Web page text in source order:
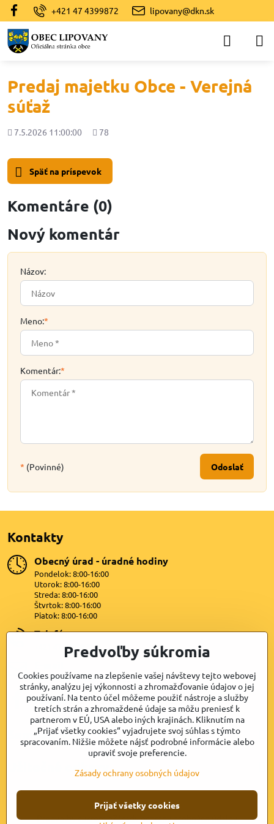
+421 47 4399872 lipovany@dkn.sk
Predaj majetku Obce - Verejná
súťaž
Pridané
7.5.2026 11:00:00
Počet
78
Späť na príspevok
Komentáre (0)
Nový komentár
Názov:
Meno:*
Komentár:*
* (Povinné) Odoslať
Kontakty
Obecný úrad - úradné hodiny
Pondelok: 8:00-16:00
Utorok: 8:00-16:00
Streda: 8:00-16:00
Štvrtok: 8:00-16:00
Piatok: 8:00-16:00
Telefón
+421 47 4399872
lipovany@dkn.sk
Facebook
Samospráva
Užitočné odkazy
©2026Copyright
Predvoľby súkromiaZásady ochrany osobných údajov
Predvoľby súkromia
Cookies používame na zlepšenie vašej návštevy tejto webovej
stránky, analýzu jej výkonnosti a zhromažďovanie údajov o jej
používaní. Na tento účel môžeme použiť nástroje a služby
tretích strán a zhromaždené údaje sa môžu preniesť k
partnerom v EÚ, USA alebo iných krajinách. Kliknutím na
„Prijať všetky cookies“ vyjadrujete svoj súhlas s týmto
spracovaním. Nižšie môžete nájsť podrobné informácie alebo
upraviť svoje preferencie.
Zásady ochrany osobných údajov
Prijať všetky cookies